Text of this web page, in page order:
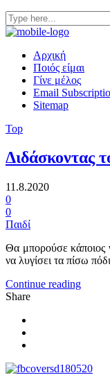
Αρχική
Ποιός είμαι
Γίνε μέλος
Email
Sitemap
Top
Διδάσκοντας
11.8.2020
0
0
Παιδί
Θα μπορούσε κάποιος
να λυγίσει τα πίσω
Continue reading
Share